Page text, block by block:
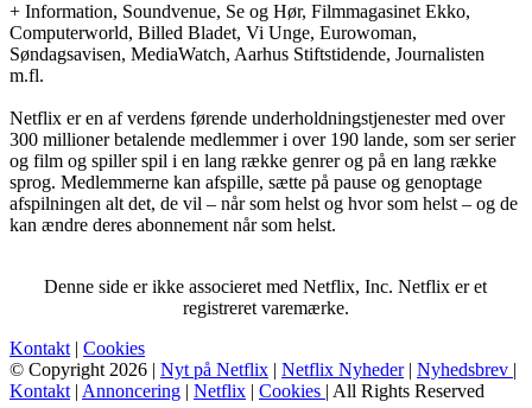
+ Information, Soundvenue, Se og Hør, Filmmagasinet Ekko,
Computerworld, Billed Bladet, Vi Unge, Eurowoman,
Søndagsavisen, MediaWatch, Aarhus Stiftstidende, Journalisten
m.fl.
Netflix er en af verdens førende underholdningstjenester med over
300 millioner betalende medlemmer i over 190 lande, som ser serier
og film og spiller spil i en lang række genrer og på en lang række
sprog. Medlemmerne kan afspille, sætte på pause og genoptage
afspilningen alt det, de vil – når som helst og hvor som helst – og de
kan ændre deres abonnement når som helst.
Denne side er ikke associeret med Netflix, Inc. Netflix er et
registreret varemærke.
Kontakt | Cookies
© Copyright 2026 | Nyt på Netflix | Netflix Nyheder| Nyhedsbrev |
Kontakt | Annoncering | Netflix | Cookies | All Rights Reserved